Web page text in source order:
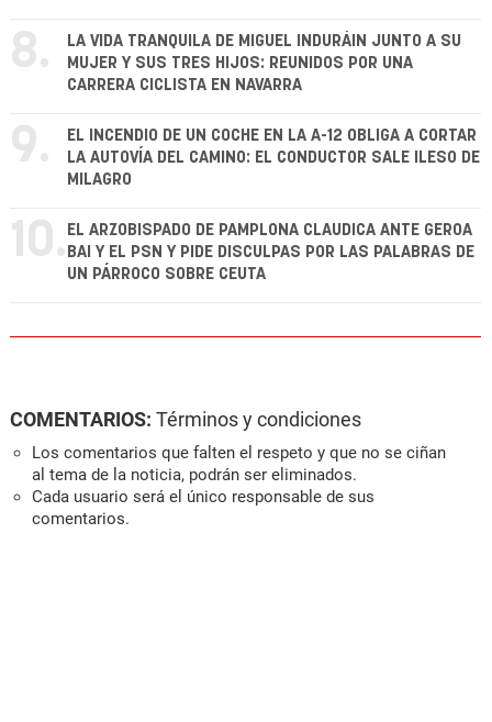
8.
LA VIDA TRANQUILA DE MIGUEL INDURÁIN JUNTO A SU
MUJER Y SUS TRES HIJOS: REUNIDOS POR UNA
CARRERA CICLISTA EN NAVARRA
9.
EL INCENDIO DE UN COCHE EN LA A-12 OBLIGA A CORTAR
LA AUTOVÍA DEL CAMINO: EL CONDUCTOR SALE ILESO DE
MILAGRO
10. EL ARZOBISPADO DE PAMPLONA CLAUDICA ANTE GEROA
BAI Y EL PSN Y PIDE DISCULPAS POR LAS PALABRAS DE
UN PÁRROCO SOBRE CEUTA
COMENTARIOS: Términos y condiciones
Los comentarios que falten el respeto y que no se ciñan
al tema de la noticia, podrán ser eliminados.
Cada usuario será el único responsable de sus
comentarios.